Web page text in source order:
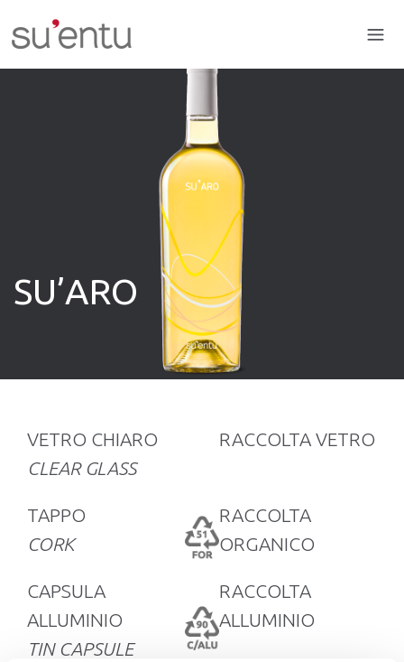
SU’ARO
VETRO CHIARO
CLEAR GLASS
RACCOLTA VETRO
TAPPO
CORK
RACCOLTA
ORGANICO
CAPSULA
ALLUMINIO
TIN CAPSULE
RACCOLTA
ALLUMINIO